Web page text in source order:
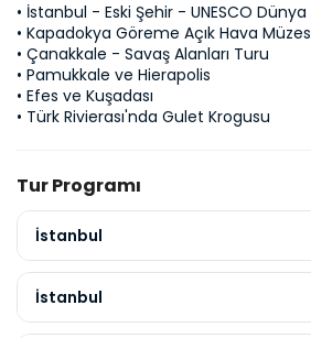
• İstanbul - Eski Şehir - UNESCO Dünya
• Kapadokya Göreme Açık Hava
• Çanakkale - Savaş Alanları Turu
• Pamukkale ve Hierapolis
• Efes ve Kuşadası
• Türk Rivierası'nda Gulet Krogusu
Tur Programı
İstanbul
İstanbul